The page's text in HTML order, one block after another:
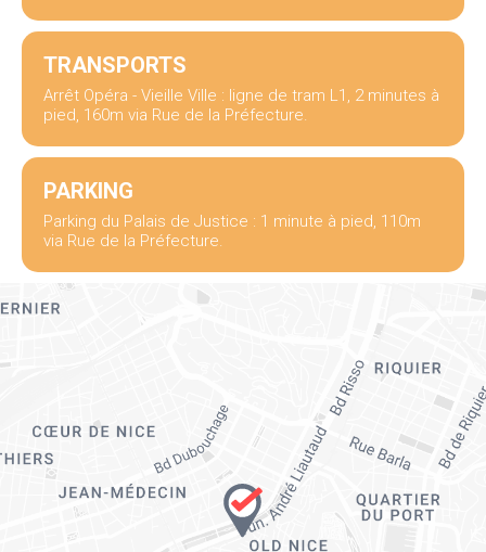
TRANSPORTS
Arrêt Opéra - Vieille Ville : ligne de tram L1, 2 minutes à
pied, 160m via Rue de la Préfecture.
PARKING
Parking du Palais de Justice : 1 minute à pied, 110m
via Rue de la Préfecture.